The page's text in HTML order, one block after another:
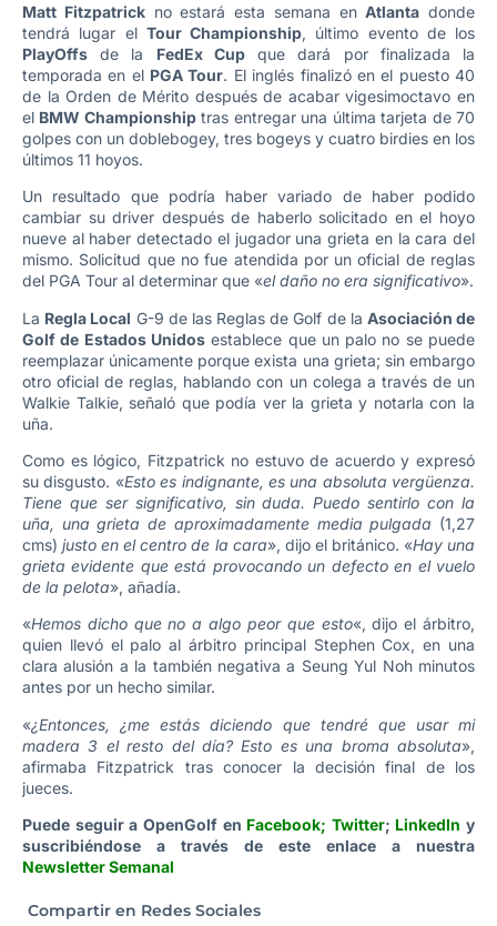
Matt Fitzpatrickno estará esta semana enAtlanta donde
tendrá lugar el Tour Championship, último evento de los
PlayOffs de la FedEx Cupque dará por finalizada la
temporada en el PGA Tour. El inglés finalizó en el puesto 40
de la Orden de Mérito después de acabar vigesimoctavo en
el BMW Championshiptras entregar una última tarjeta de 70
golpes con un doblebogey, tres bogeys y cuatro birdies en los
últimos 11 hoyos.
Un resultado que podría haber variado de haber podido
cambiar su driver después de haberlo solicitado en el hoyo
nueve al haber detectado el jugador una grieta en la cara del
mismo. Solicitud que no fue atendida por un oficial de reglas
del PGA Tour al determinar que «el daño no era significativo».
La Regla Local G-9 de las Reglas de Golf de la Asociación de
Golf de Estados Unidosestablece que un palo no se puede
reemplazar únicamente porque exista una grieta; sin embargo
otro oficial de reglas, hablando con un colega a través de un
Walkie Talkie, señaló que podía ver la grieta y notarla con la
uña.
Como es lógico, Fitzpatrick no estuvo de acuerdo y expresó
su disgusto. «Esto es indignante, es una absoluta vergüenza.
Tiene que ser significativo, sin duda. Puedo sentirlo con la
uña, una grieta de aproximadamente media pulgada (1,27
cms)justo en el centro de la cara», dijo el británico. «Hay una
grieta evidente que está provocando un defecto en el vuelo
de la pelota», añadía.
«Hemos dicho que no a algo peor que esto«, dijo el árbitro,
quien llevó el palo al árbitro principal Stephen Cox, en una
clara alusión a la también negativa a Seung Yul Noh minutos
antes por un hecho similar.
«¿Entonces, ¿me estás diciendo que tendré que usar mi
madera 3 el resto del día? Esto es una broma absoluta»,
afirmaba Fitzpatrick tras conocer la decisión final de los
jueces.
Puede seguir a OpenGolf en Facebook; Twitter; LinkedIn y
suscribiéndose a través de este enlace a nuestra
Newsletter Semanal
Compartir en Redes Sociales